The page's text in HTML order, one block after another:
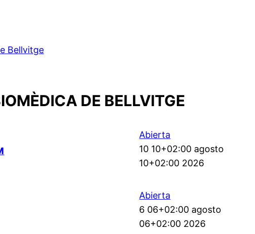
Bellvitge
DE BELLVITGE
Abierta
10 10+02:00 agosto
10+02:00 2026
Abierta
6 06+02:00 agosto
06+02:00 2026